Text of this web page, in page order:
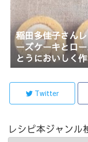
稲田多佳子さん
ーズケーキとロ
とうにおいしく
Twitter
レシピ本ジャンル